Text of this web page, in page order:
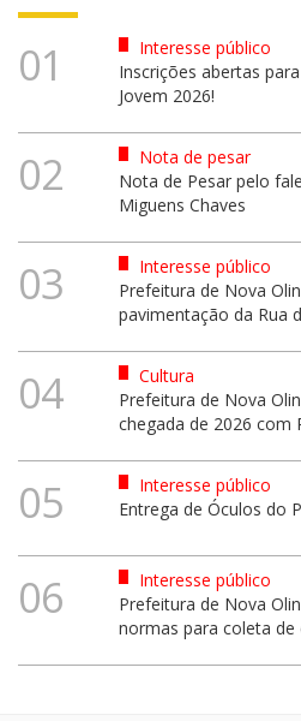
01
Interesse público
Inscrições abertas
Jovem 2026!
02
Nota de pesar
Nota de Pesar pelo
Miguens Chaves
03
Interesse público
Prefeitura de Nova
pavimentação da Rua
04
Cultura
Prefeitura de Nova
chegada de 2026 com
05
Interesse público
Entrega de Óculos do
06
Interesse público
Prefeitura de Nova
normas para coleta de